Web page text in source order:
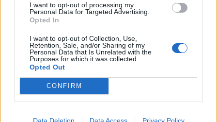
I want to opt-out of processing my
Personal Data for Targeted Advertising.
Opted In
I want to opt-out of Collection, Use,
Retention, Sale, and/or Sharing of my
Personal Data that Is Unrelated with the
Purposes for which it was collected.
Opted Out
CONFIRM
Data Deletion Data Access Privacy Policy
Ακολουθήστε το Pink.gr στο
μάθετε πρώτοι
τα πιο hot νέα
Ακολουθήστε το Pink.gr και στοInstagram